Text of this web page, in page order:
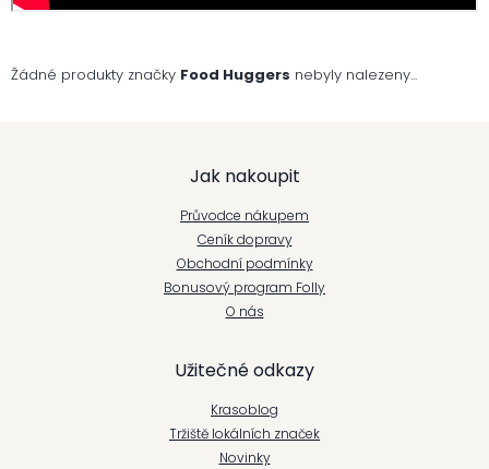
Žádné produkty značky Food Huggers nebyly nalezeny...
Jak nakoupit
Průvodce nákupem
Ceník dopravy
Obchodní podmínky
Bonusový program Folly
O nás
Užitečné odkazy
Krasoblog
Tržiště lokálních značek
Novinky